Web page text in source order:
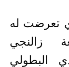
تعرضت له
زالنجي
البطولي